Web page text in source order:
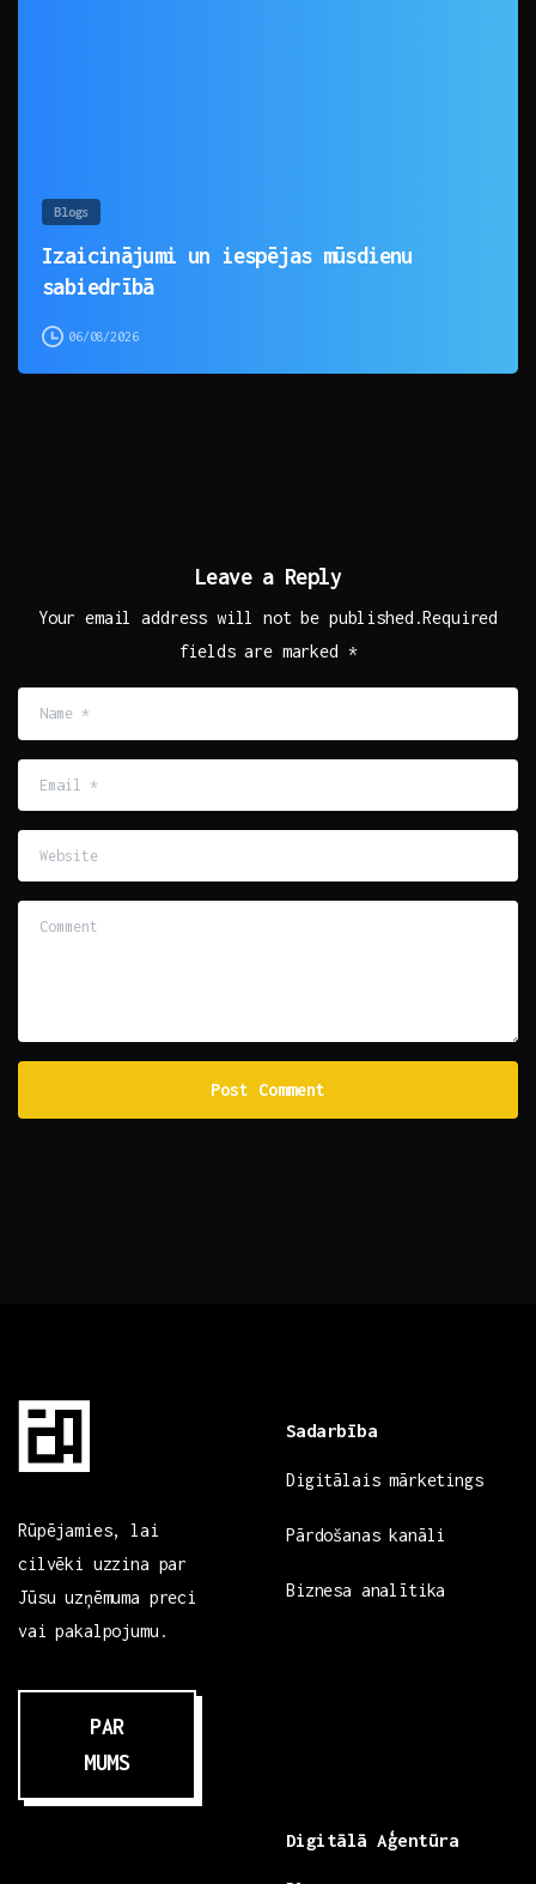
Blogs
Izaicinājumi un iespējas mūsdienu
sabiedrībā
06/08/2026
Leave a Reply
Your email address will not be published.Required
fields are marked *
*
Website
Rūpējamies, lai
cilvēki uzzina par
Jūsu uzņēmuma preci
vai pakalpojumu.
PAR
MUMS
Sadarbība
Digitālais mārketings
Pārdošanas kanāli
Biznesa analītika
Digitālā Aģentūra